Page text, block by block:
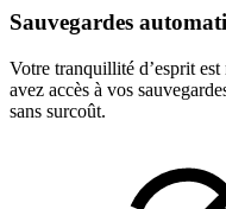
Sauvegardes
Votre tranquillité d’esprit
avez accès à vos
sans surcoût.